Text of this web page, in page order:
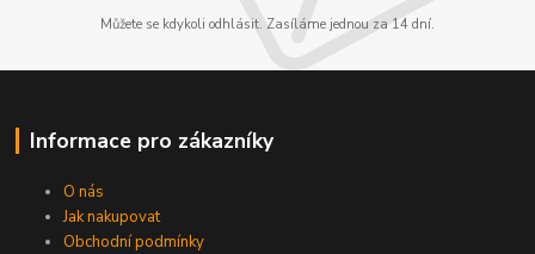
Můžete se kdykoli odhlásit. Zasíláme jednou za 14 dní.
Informace pro zákazníky
O nás
Jak nakupovat
Obchodní podmínky